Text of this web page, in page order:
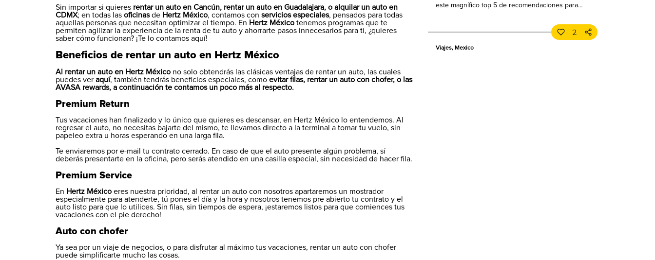
Sin importar si quieres rentar un auto en Cancún, rentar un auto en Guadalajara, o alquilar un auto en
CDMX; en todas las oficinasde Hertz México, contamos con servicios especiales, pensados para todas
aquellas personas que necesitan optimizar el tiempo. En Hertz México tenemos programas que te
permiten agilizar la experiencia de la renta de tu auto y ahorrarte pasos innecesarios para ti, ¿quieres
saber cómo funcionan? ¡Te lo contamos aquí!
Beneficios de rentar un auto en Hertz México
Al rentar un auto en Hertz México no solo obtendrás las clásicas ventajas de rentar un auto, las cuales
puedes ver aquí, también tendrás beneficios especiales, como evitar filas, rentar un auto con chofer, o las
AVASA rewards, a continuación te contamos un poco más al respecto.
Premium Return
Tus vacaciones han finalizado y lo único que quieres es descansar, en Hertz México lo entendemos. Al
regresar el auto, no necesitas bajarte del mismo, te llevamos directo a la terminal a tomar tu vuelo, sin
papeleo extra u horas esperando en una larga fila.
Te enviaremos por e-mail tu contrato cerrado. En caso de que el auto presente algún problema, sí
deberás presentarte en la oficina, pero serás atendido en una casilla especial, sin necesidad de hacer fila.
Premium Service
En Hertz México eres nuestra prioridad, al rentar un auto con nosotros apartaremos un mostrador
especialmente para atenderte, tú pones el día y la hora y nosotros tenemos pre abierto tu contrato y el
auto listo para que lo utilices. Sin filas, sin tiempos de espera, ¡estaremos listos para que comiences tus
vacaciones con el pie derecho!
Auto con chofer
Ya sea por un viaje de negocios, o para disfrutar al máximo tus vacaciones, rentar un auto con chofer
puede simplificarte mucho las cosas.
este magnífico top 5 de recomendaciones para
2
Viajes, Mexico